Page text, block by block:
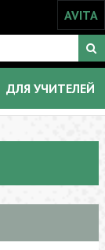
AVITA
ДЛЯ УЧИТЕЛЕЙ